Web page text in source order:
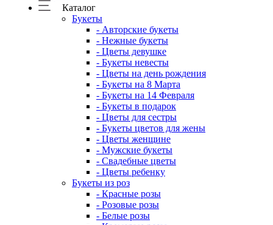
Каталог
Букеты
- Авторские букеты
- Нежные букеты
- Цветы девушке
- Букеты невесты
- Цветы на день рождения
- Букеты на 8 Марта
- Букеты на 14 Февраля
- Букеты в подарок
- Цветы для сестры
- Букеты цветов для жены
- Цветы женщине
- Мужские букеты
- Свадебные цветы
- Цветы ребенку
Букеты из роз
- Красные розы
- Розовые розы
- Белые розы